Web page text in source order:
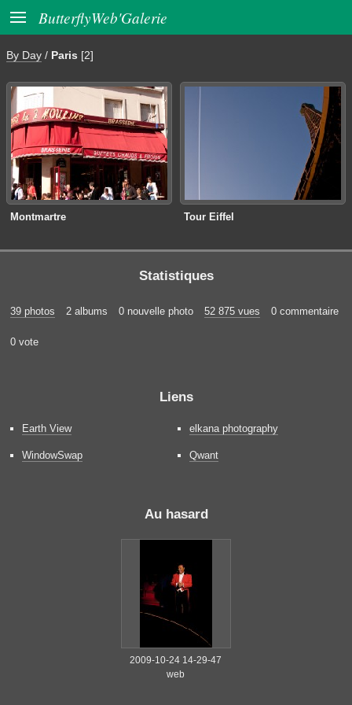
 ButterflyWeb'Galerie
By Day / Paris [2]
Montmartre Tour Eiffel
Statistiques
39 photos 2 albums 0 nouvelle photo 52 875 vues 0 commentaire
0 vote
Liens
Earth View
WindowSwap
elkana photography
Qwant
Au hasard
2009-10-24 14-29-47
web